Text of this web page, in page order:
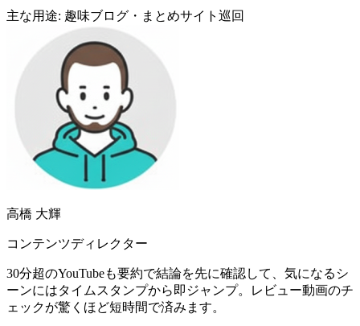
主な用途: 趣味ブログ・まとめサイト巡回
高橋 大輝
コンテンツディレクター
30分超のYouTubeも要約で結論を先に確認して、気になるシ
ーンにはタイムスタンプから即ジャンプ。レビュー動画のチ
ェックが驚くほど短時間で済みます。